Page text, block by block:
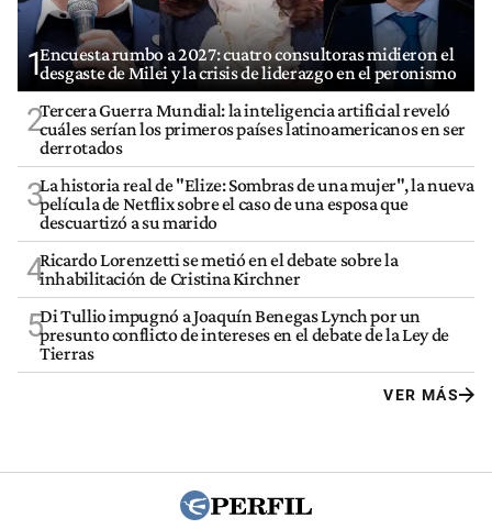
1Encuesta rumbo a 2027: cuatro consultoras midieron el
desgaste de Milei y la crisis de liderazgo en el peronismo
2Tercera Guerra Mundial: la inteligencia artificial reveló
cuáles serían los primeros países latinoamericanos en ser
derrotados
3La historia real de "Elize: Sombras de una mujer", la nueva
película de Netflix sobre el caso de una esposa que
descuartizó a su marido
4Ricardo Lorenzetti se metió en el debate sobre la
inhabilitación de Cristina Kirchner
5Di Tullio impugnó a Joaquín Benegas Lynch por un
presunto conflicto de intereses en el debate de la Ley de
Tierras
VER MÁS